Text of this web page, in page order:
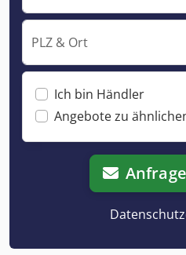
PLZ & Ort
Ich bin Händler
Angebote zu